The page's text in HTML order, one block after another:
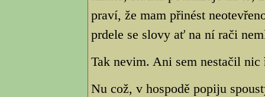
praví, že mam přinést
prdele se slovy ať na ní rači
Tak nevim. Ani sem nestačil nic
Nu což, v hospodě popiju